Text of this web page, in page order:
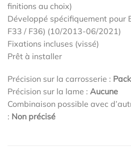
finitions au choix)
Développé spécifiquement pour
F33 / F36) (10/2013-06/2021)
Fixations incluses (vissé)
Prêt à installer
Précision sur la carrosserie :
Précision sur la lame : Aucune
Combinaison possible avec
: Non précisé